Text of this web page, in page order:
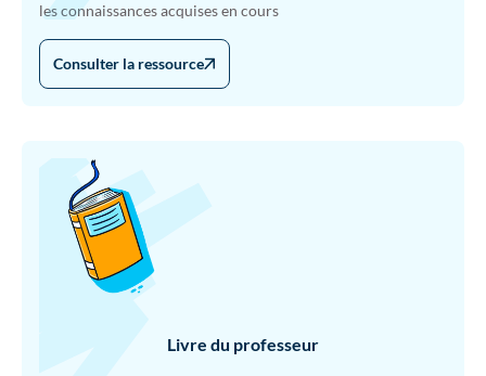
les connaissances acquises en cours
Consulter la ressource
Livre du professeur